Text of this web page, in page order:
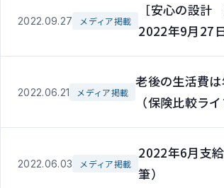
2022.09.27 メディア掲載
［安心の設
2022年9月27
2022.06.21 メディア掲載
老後の生活費
（保険比較ラ
2022.06.03 メディア掲載
2022年6月支
筆）